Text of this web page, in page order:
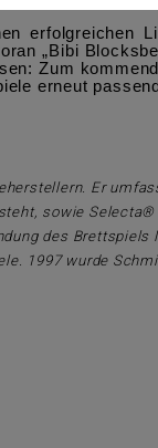
erfolgreichen
„Bibi
Zum
erneut
Er
sowie
des
1997 wurde